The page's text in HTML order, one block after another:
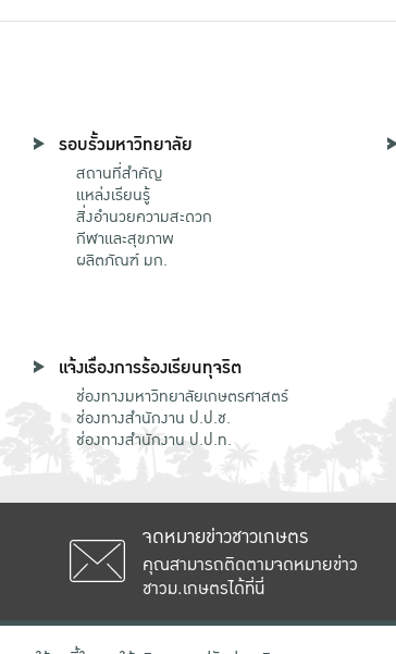
รอบรั้วมหาวิทยาลัย
สถานที่สำคัญ
แหล่งเรียนรู้
สิ่งอำนวยความสะดวก
กีฬาและสุขภาพ
ผลิตภัณฑ์ มก.
แจ้งเรื่องการร้องเรียนทุจริต
ช่องทางมหาวิทยาลัยเกษตรศาสตร์
ช่องทางสำนักงาน ป.ป.ช.
ช่องทางสำนักงาน ป.ป.ท.
จดหมายข่าวชาวเกษตร
คุณสามารถติดตามจดหมายข่าว
ชาวม.เกษตรได้ที่นี่